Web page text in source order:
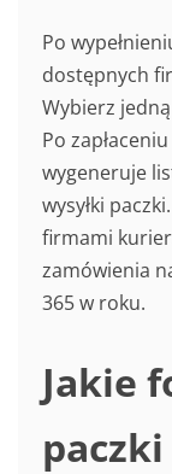
Po
dostępnych
Wybierz
Po
wygeneruje
wysyłki
firmami
zamówienia
365 w roku.
Jakie